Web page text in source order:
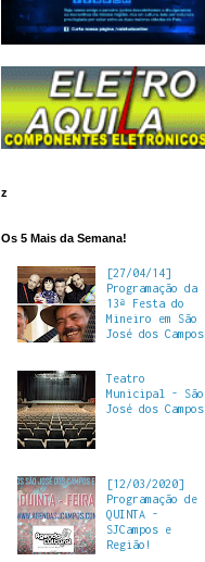
z
Os 5 Mais da Semana!
[27/04/14]
Programação da
13ª Festa do
Mineiro em São
José dos Campos
Teatro
Municipal - São
José dos Campos
[12/03/2020]
Programação de
QUINTA -
SJCampos e
Região!